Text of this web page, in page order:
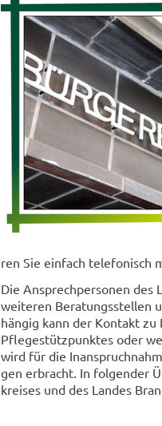
ren Sie ein­fach te­le­fo­nisch
Die An­sprech­per­so­nen
wei­te­ren Be­ra­tungs­stel­len
hän­gig kann der Kon­takt
Pfle­ge­stütz­punk­tes oder
wird für die
gen er­bracht. In fol­gen­der
krei­ses und des Lan­des